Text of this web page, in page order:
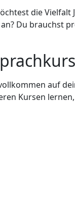
die
Du brauchst
auf
Kursen